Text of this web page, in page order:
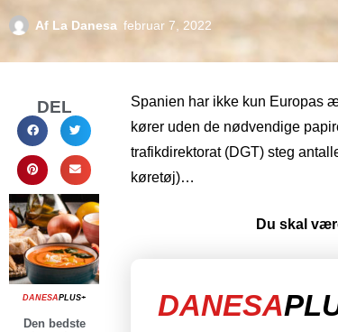
Af La Danesa februar 7, 2022
DEL
DANESAPLUS+
Den bedste
Spanien har ikke kun Europas
kører uden de nødvendige
trafikdirektorat (DGT) steg
køretøj)…
Du skal
DANESA